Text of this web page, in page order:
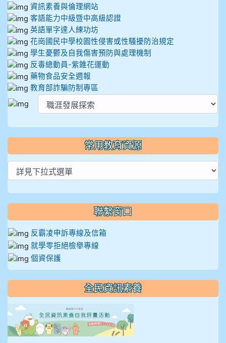
資訊素養與倫理網站
客語能力中級暨中高級認證
英語單字達人練功坊
花崗國民中學校園性侵害或性騷擾防治規定
學生憂鬱及自我傷害預防與處理機制
反毒總動員-紫錐花運動
藥物食品安全週報
教育部詐騙防制專區
常用教育資源
聯繫窗口
反霸凌申訴專線及信箱
就學零拒絕檢舉專線
個資保護
全民資訊素養